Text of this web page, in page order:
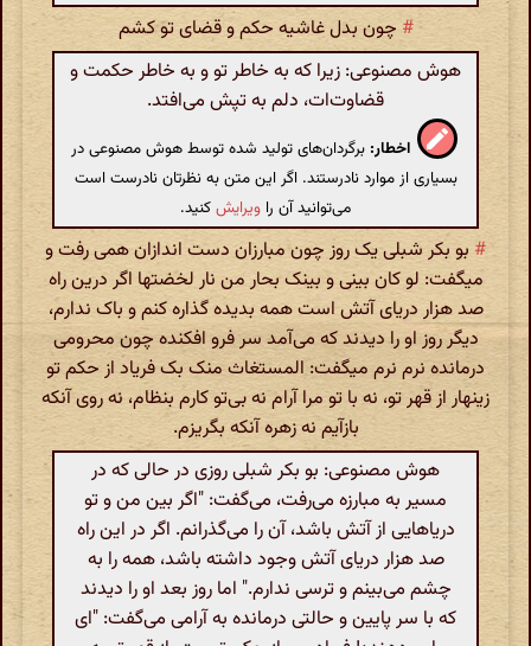
# چون بدل غاشیه حکم و قضای تو کشم‌
هوش مصنوعی: زیرا که به خاطر تو و به خاطر حکمت و
قضاوت‌ات، دلم به تپش می‌افتد.
اخطار: برگردان‌های تولید شده توسط هوش مصنوعی در
بسیاری از موارد نادرستند. اگر این متن به نظرتان نادرست است
می‌توانید آن را ویرایشکنید.
# بو بکر شبلی یک روز چون مبارزان دست اندازان همی رفت و
میگفت: لو کان بینی و بینک بحار من نار لخضتها اگر درین راه
صد هزار دریای آتش است همه بدیده گذاره کنم و باک ندارم،
دیگر روز او را دیدند که می‌آمد سر فرو افکنده چون محرومی
درمانده نرم نرم میگفت: المستغاث منک بک فریاد از حکم تو
زینهار از قهر تو، نه با تو مرا آرام نه بی‌تو کارم بنظام، نه روی آنکه
بازآیم نه زهره آنکه بگریزم.
هوش مصنوعی: بو بکر شبلی روزی در حالی که در
مسیر به مبارزه می‌رفت، می‌گفت: "اگر بین من و تو
دریاهایی از آتش باشد، آن را می‌گذرانم. اگر در این راه
صد هزار دریای آتش وجود داشته باشد، همه را به
چشم می‌بینم و ترسی ندارم." اما روز بعد او را دیدند
که با سر پایین و حالتی درمانده به آرامی می‌گفت: "ای